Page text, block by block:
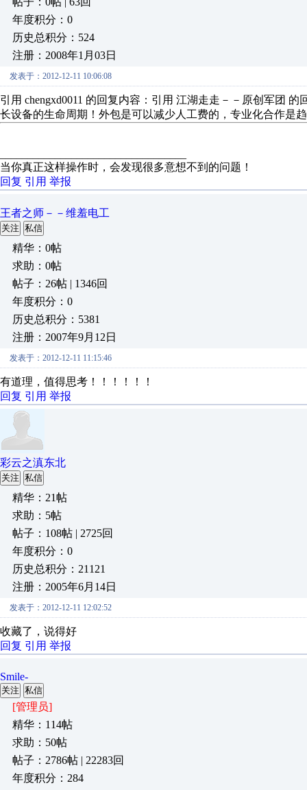
年度积分：0
历史总积分：524
注册：2008年1月03日
发表于：2012-12-11 10:06:08
引用 chengxd0011 的回复内容：引用 江湖走走－－原创军团
长设备的生命周期！外包是可以减少人工费的，专业化合作是
当你真正这样操作时，会发现很多意想不到的问题！
回复 引用 举报
王者之师－－维羞电工
关注 私信
精华：0帖
求助：0帖
帖子：26帖 | 1346回
年度积分：0
历史总积分：5381
注册：2007年9月12日
发表于：2012-12-11 11:15:46
有道理，值得思考！！！！！！
回复 引用 举报
彩云之滇东北
关注 私信
精华：21帖
求助：5帖
帖子：108帖 | 2725回
年度积分：0
历史总积分：21121
注册：2005年6月14日
发表于：2012-12-11 12:02:52
收藏了，说得好
回复 引用 举报
Smile-
关注 私信
[管理员]
精华：114帖
求助：50帖
帖子：2786帖 | 22283回
年度积分：284